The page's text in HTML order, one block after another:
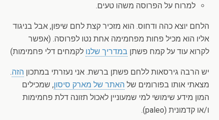
למרוח על הפרוסה משהו טעים.
הלחם יוצא כהה ודחוס. הוא מזכיר קצת לחם שיפון, אבל בניגוד
אליו הוא מכיל פחות מפחמימה אחת נטו לפרוסה. (אפשר
לקרוא עוד על קמח פשתן במדריך שלנו לקמחים דלי פחמימות)
יש הרבה גירסאות ללחם פשתן ברשת. אני נעזרתי במתכון הזה.
מצאתי אותו בפורומים של האתר של מארק סיסון, שמכילים
המון מידע שימושי למי שמעוניין לאכול תזונה דלת פחמימות
ו/או קדמונית (paleo).